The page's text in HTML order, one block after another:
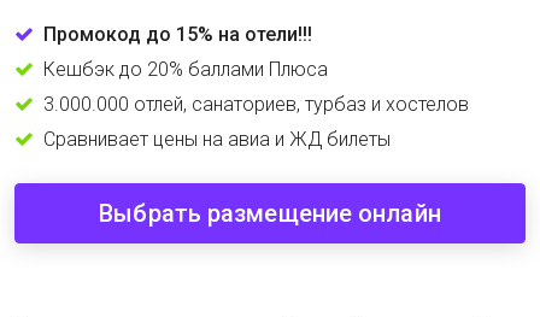
Промокод до 15% на отели!!!
Кешбэк до 20% баллами Плюса
3.000.000 отлей, санаториев, турбаз и хостелов
Сравнивает цены на авиа и ЖД билеты
Выбрать размещение онлайн